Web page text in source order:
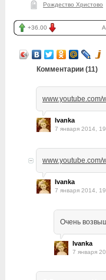
Рождество Христово
+36.00
Комментарии (11)
www.youtube.com/
Ivanka
7 января 2014,
www.youtube.com/
Ivanka
7 января 2014,
Очень
Ivanka
7 января